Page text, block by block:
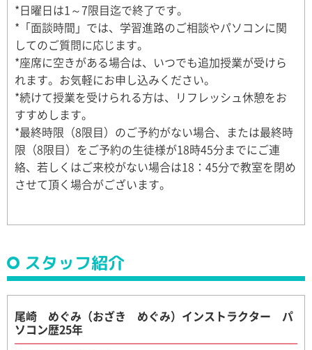
*日曜日は1～7限目迄で終了です。
*「面談時間」では、学習進路のご相談やパソコンに関
してのご質問に応じます。
*座席に空きがある場合は、いつでも追加授業が受けら
れます。お気軽にお申し込みください。
*続けて授業を受けられる方は、リフレッシュ休憩をお
すすめします。
*最終時限（8限目）のご予約がない場合、または最終時
限（8限目）をご予約の生徒様が18時45分までにご連
絡、若しくはご来校がない場合は18：45分で教室を閉め
させて頂く場合がございます。
スタッフ紹介
尾崎 めぐみ（おざき めぐみ）インストラクター パ
ソコン歴25年